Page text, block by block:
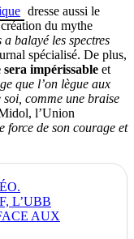
dresse aussi le
du mythe
balayé les spectres
spécialisé. De plus,
sera impérissable et
que l’on lègue aux
comme une braise
l’Union
force de son courage et
L’UBB
AUX